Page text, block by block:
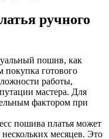
ручного
пошив, как
покупка готового
работы,
мастера. Для
фактором при
пошива платья может
нескольких месяцев. Это